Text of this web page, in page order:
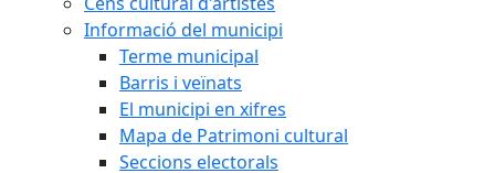
Informació del municipi
Terme municipal
Barris i veïnats
El municipi en xifres
Mapa de Patrimoni cultural
Seccions electorals